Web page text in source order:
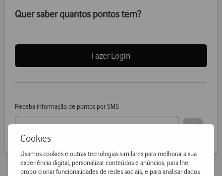
Cookies
Usamos cookies e outras tecnologias similares para melhorar a sua
experiência digital, personalizar conteúdos e anúncios, para lhe
proporcionar funcionalidades de redes sociais, e para analisar dados
Quer saber quantos pontos tem?
Fazer Login
Receba informação de pontos por SMS